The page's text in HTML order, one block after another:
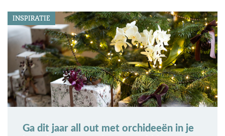
INSPIRATIE
Ga dit jaar all out met orchideeën in je